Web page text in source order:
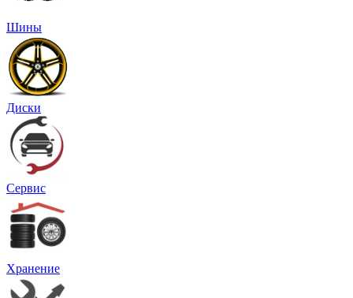
Шины
Диски
Сервис
Хранение